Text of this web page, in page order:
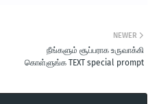
NEWER
நீங்களும் சூப்பராக உருவாக்கி
கொள்ளுங்க TEXT special prompt